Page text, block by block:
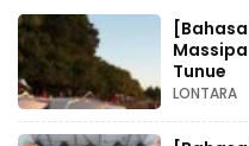
Massipa
Tunue
LONTARA